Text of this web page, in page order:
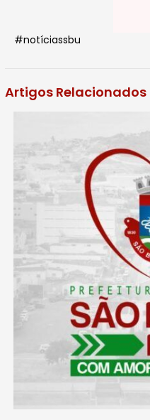
#notíciassbu
Artigos Relacionados